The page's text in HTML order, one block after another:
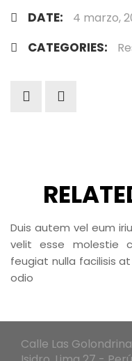
DATE: 4 marzo,
CATEGORIES:
Duis autem vel eum
velit esse molestie
feugiat nulla facilisis
odio
Calle Las